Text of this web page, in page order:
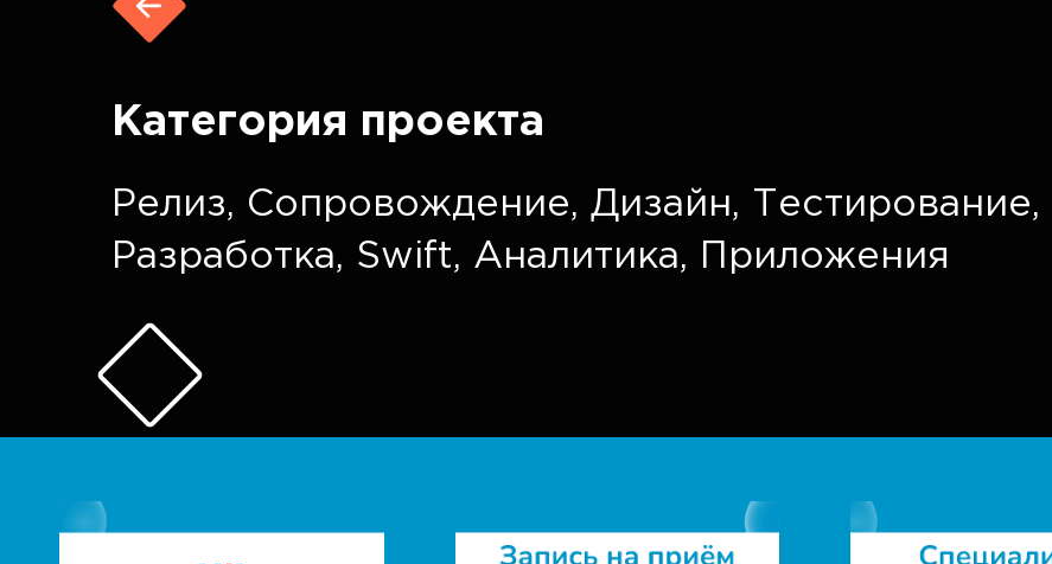
Категория проекта
Релиз, Сопровождение, Дизайн, Тестирование,
Разработка, Swift, Аналитика, Приложения